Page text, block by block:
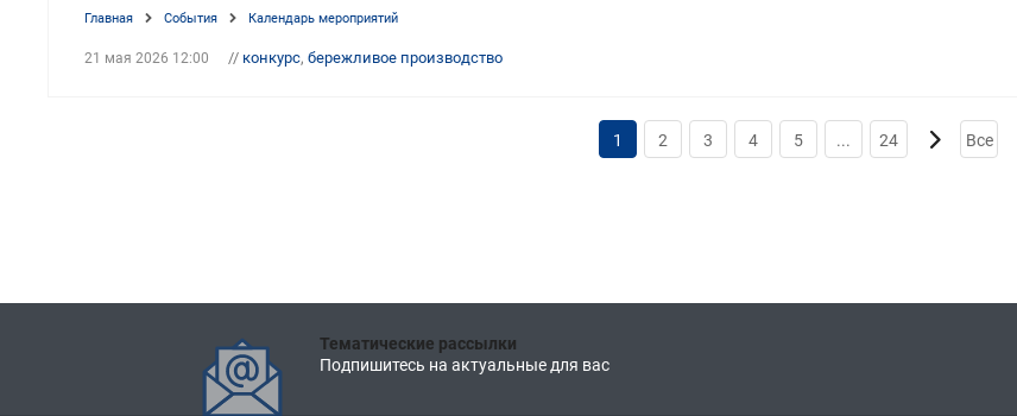
Главная События Календарь мероприятий
21 мая 2026 12:00 // конкурс, бережливое производство
1 2 3 4 5 ... 24 Все
Тематические рассылки
Подпишитесь на актуальные для вас